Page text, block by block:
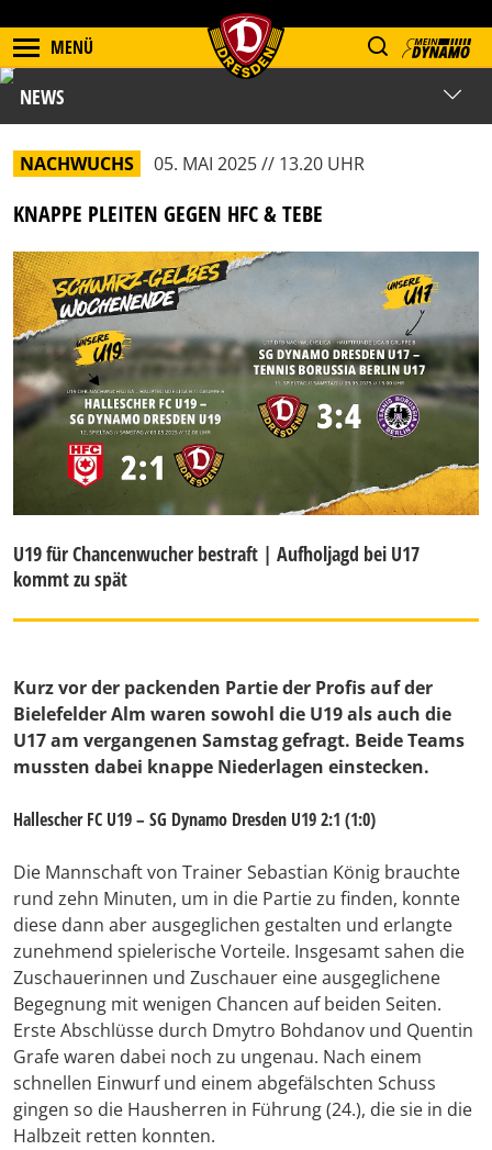
MENÜ
NEWS
NACHWUCHS 05. MAI 2025 // 13.20 UHR
KNAPPE PLEITEN GEGEN HFC & TEBE
U19 für Chancenwucher bestraft | Aufholjagd bei U17
kommt zu spät
Kurz vor der packenden Partie der Profis auf der
Bielefelder Alm waren sowohl die U19 als auch die
U17 am vergangenen Samstag gefragt. Beide Teams
mussten dabei knappe Niederlagen einstecken.
Hallescher FC U19 – SG Dynamo Dresden U19 2:1 (1:0)
Die Mannschaft von Trainer Sebastian König brauchte
rund zehn Minuten, um in die Partie zu finden, konnte
diese dann aber ausgeglichen gestalten und erlangte
zunehmend spielerische Vorteile. Insgesamt sahen die
Zuschauerinnen und Zuschauer eine ausgeglichene
Begegnung mit wenigen Chancen auf beiden Seiten.
Erste Abschlüsse durch Dmytro Bohdanov und Quentin
Grafe waren dabei noch zu ungenau. Nach einem
schnellen Einwurf und einem abgefälschten Schuss
gingen so die Hausherren in Führung (24.), die sie in die
Halbzeit retten konnten.